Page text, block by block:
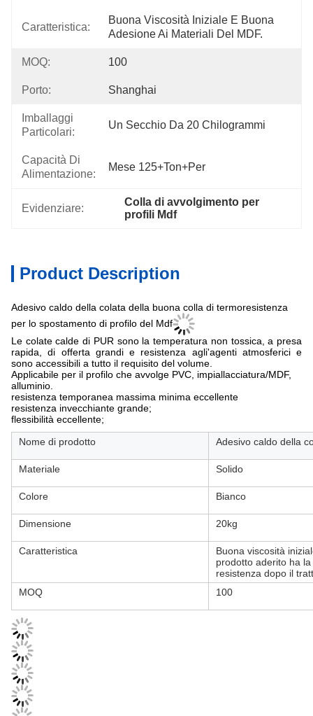
Caratteristica:
Buona Viscosità Iniziale E Buona
Adesione Ai Materiali Del MDF.
MOQ: 100
Porto: Shanghai
Imballaggi
Particolari:
Un Secchio Da 20 Chilogrammi
Capacità Di
Alimentazione:
Mese 125+Ton+per
Evidenziare:
Colla di avvolgimento per
profili Mdf
Product Description
Adesivo caldo della colata della buona colla di termoresistenza
per lo spostamento di profilo del Mdf
Le colate calde di PUR sono la temperatura non tossica, a presa
rapida, di offerta grandi e resistenza agli'agenti atmosferici e
sono accessibili a tutto il requisito del volume.
Applicabile per il profilo che avvolge PVC, impiallacciatura/MDF,
alluminio.
resistenza temporanea massima minima eccellente
resistenza invecchiante grande;
flessibilità eccellente;
Nome di prodotto
Adesivo caldo della
Materiale Solido
Colore Bianco
Dimensione 20kg
Caratteristica
Buona viscosità
prodotto aderito ha
resistenza dopo il
MOQ
100